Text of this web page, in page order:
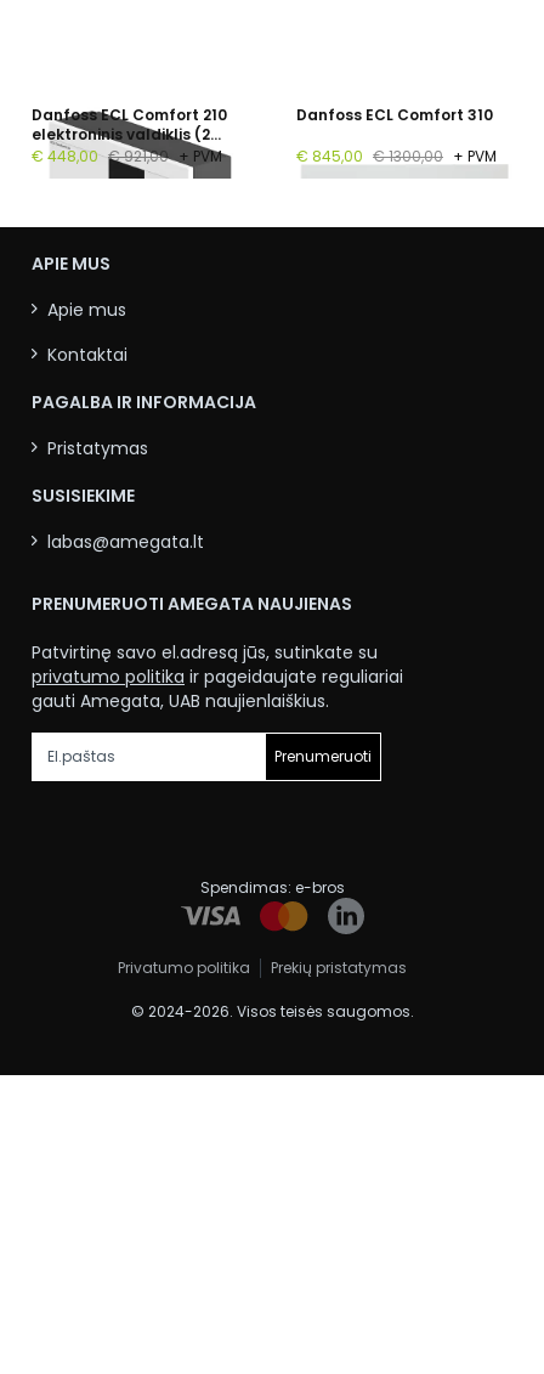
Danfoss ECL Comfort 210
elektroninis valdiklis (2
kontūrai, LCD, Modbus, A-
raktu programuojamas)
€ 448,00 € 921,00 + PVM
Danfoss ECL Comfort 310
€ 845,00 € 1300,00 + PVM
APIE MUS
Apie mus
Kontaktai
PAGALBA IR INFORMACIJA
Pristatymas
SUSISIEKIME
labas@amegata.lt
PRENUMERUOTI AMEGATA NAUJIENAS
Patvirtinę savo el.adresą jūs, sutinkate su
privatumo politika ir pageidaujate reguliariai
gauti Amegata, UAB naujienlaiškius.
Prenumeruoti
© 2024-2026. Visos teisės saugomos.
Privatumo politika Prekių pristatymas
Spendimas: e-bros